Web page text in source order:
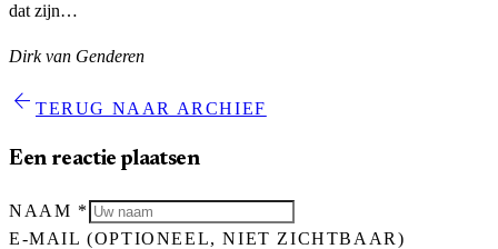
dat zijn…
Dirk van Genderen
arrow_back TERUG NAAR ARCHIEF
Een reactie plaatsen
NAAM *
E-MAIL(OPTIONEEL, NIET ZICHTBAAR)